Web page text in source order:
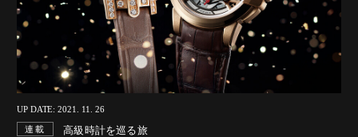
UP DATE: 2021. 11. 26
連載 高級時計を巡る旅